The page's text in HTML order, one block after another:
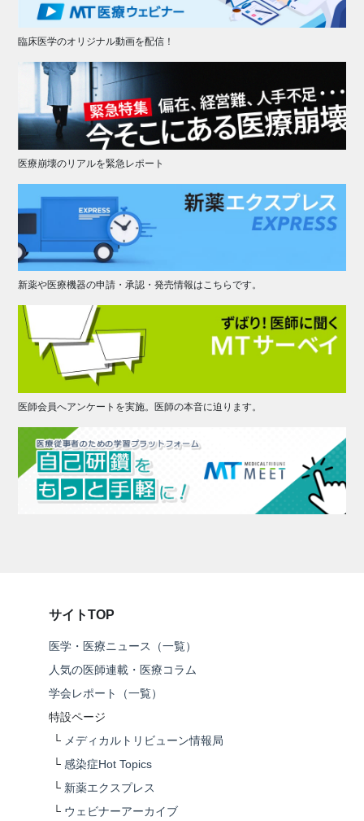
臨床医学のオリジナル動画を配信！
医療崩壊のリアルを緊急レポート
新薬や医療機器の申請・承認・発売情報はこちらです。
医師会員へアンケートを実施。医師の本音に迫ります。
サイトTOP
医学・医療ニュース（一覧）
人気の医師連載・医療コラム
学会レポート（一覧）
特設ページ
└ メディカルトリビューン情報局
└ 感染症Hot Topics
└ 新薬エクスプレス
└ ウェビナーアーカイブ